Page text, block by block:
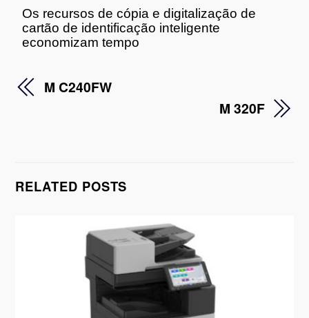
Os recursos de cópia e digitalização de
cartão de identificação inteligente
economizam tempo
M C240FW
M 320F
RELATED POSTS